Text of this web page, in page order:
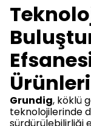
Ürünleri
Grundig, köklü
teknolojilerinde